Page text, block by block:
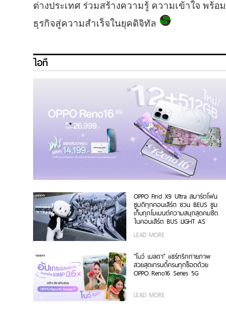
ต่างประเทศ ร่วมสร้างความรู้ ความเข้าใจ พร้
ธุรกิจสู่ความสำเร็จในยุคดิจิทัล
ไอที
OPPO Find X9 Ultra สมาร์ตโฟน
ซูมดีทุกคอนเสิร์ต ชวน BEUS ซูม
เก็บทุกโมเมนต์ความสนุกสุดคมชัด
ในคอนเสิร์ต BUS LIGHT AS
LEAD MORE
“โบว์ เมลดา” แชร์ทริกถ่ายภาพ
สวยสุดเทรนดี้ครบทุกช็อตด้วย
OPPO Reno16 Series 5G
LEAD MORE